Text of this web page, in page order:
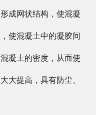
成网状结构，使混凝
使混凝土中的凝胶间
凝土的密度，从而使
大提高，具有防尘、